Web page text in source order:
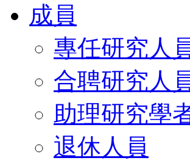
成員
專任研究人
合聘研究人
助理研究學
退休人員